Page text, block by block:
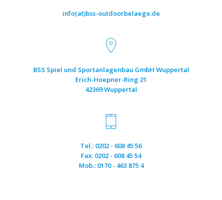
info(at)bss-outdoorbelaege.de
BSS Spiel und Sportanlagenbau GmbH Wuppertal
Erich-Hoepner-Ring 21
42369 Wuppertal
Tel.: 0202 - 608 45 56
Fax: 0202 - 608 45 54
Mob.: 0170 - 463 875 4